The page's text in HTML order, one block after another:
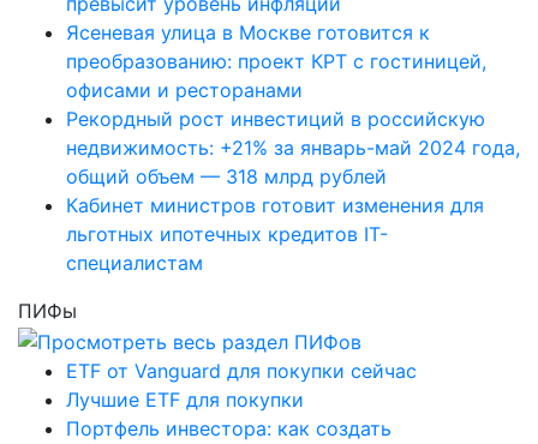
Ясеневая улица в Москве готовится к
преобразованию: проект КРТ с гостиницей,
офисами и ресторанами
Рекордный рост инвестиций в российскую
недвижимость: +21% за январь-май 2024 года,
общий объем — 318 млрд рублей
Кабинет министров готовит изменения для
льготных ипотечных кредитов IT-
специалистам
ПИФы
ETF от Vanguard для покупки сейчас
Лучшие ETF для покупки
Портфель инвестора: как создать